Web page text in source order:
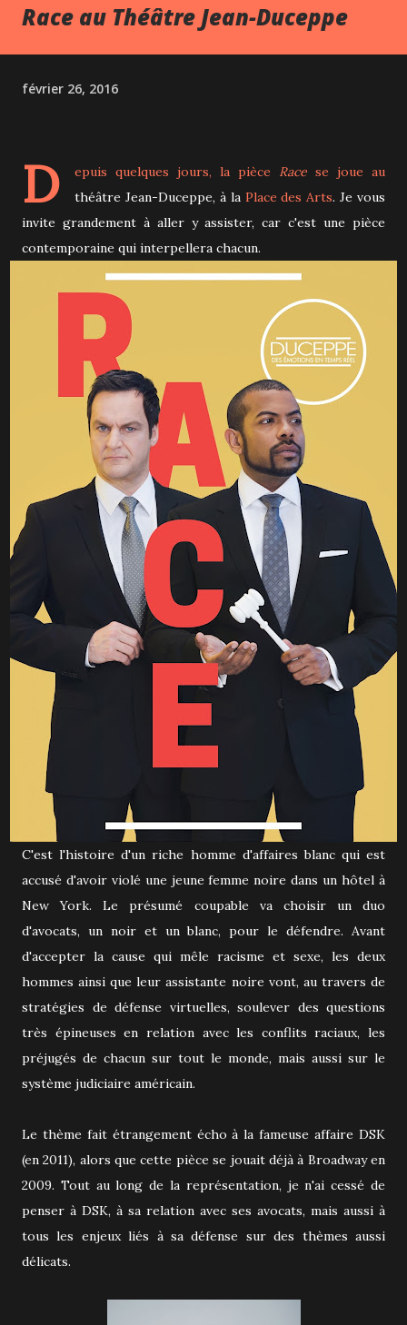
Race au Théâtre Jean-Duceppe
février 26, 2016
D epuis quelques jours, la pièce Race se joue au
théâtre Jean-Duceppe, à la Place des Arts. Je vous
invite grandement à aller y assister, car c'est une pièce
contemporaine qui interpellera chacun.
C'est l'histoire d'un riche homme d'affaires blanc qui est
accusé d'avoir violé une jeune femme noire dans un hôtel à
New York. Le présumé coupable va choisir un duo
d'avocats, un noir et un blanc, pour le défendre. Avant
d'accepter la cause qui mêle racisme et sexe, les deux
hommes ainsi que leur assistante noire vont, au travers de
stratégies de défense virtuelles, soulever des questions
très épineuses en relation avec les conflits raciaux, les
préjugés de chacun sur tout le monde, mais aussi sur le
système judiciaire américain.
Le thème fait étrangement écho à la fameuse affaire DSK
(en 2011), alors que cette pièce se jouait déjà à Broadway en
2009. Tout au long de la représentation, je n'ai cessé de
penser à DSK, à sa relation avec ses avocats, mais aussi à
tous les enjeux liés à sa défense sur des thèmes aussi
délicats.